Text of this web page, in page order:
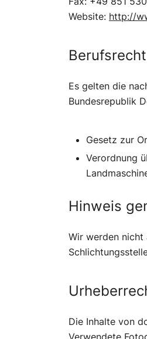
Website: http://
Es gelten die
Bundesrepublik
Gesetz zur
Verordnung
Hinweis
Wir werden nicht
Die Inhalte von
Verwendete